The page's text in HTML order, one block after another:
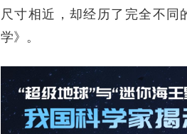
尺寸相近，却经历了完全不
学》。